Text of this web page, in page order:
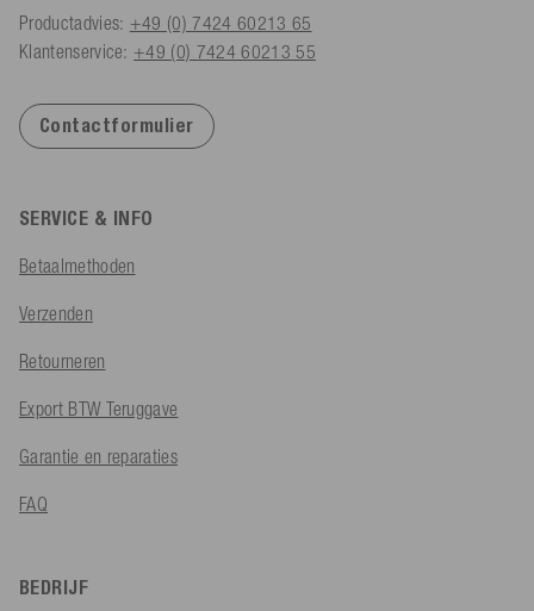
Productadvies: +49 (0) 7424 60213 65
Klantenservice: +49 (0) 7424 60213 55
Contactformulier
SERVICE & INFO
Betaalmethoden
Verzenden
Retourneren
Export BTW Teruggave
Garantie en reparaties
FAQ
BEDRIJF